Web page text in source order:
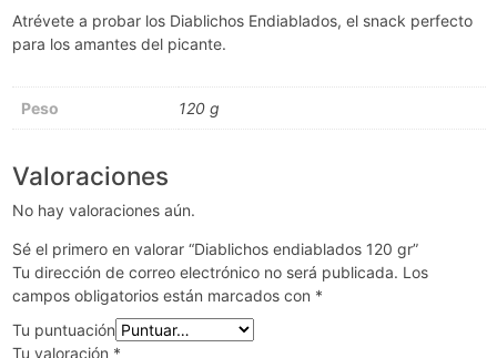
Atrévete a probar los Diablichos Endiablados, el snack perfecto
para los amantes del picante.
Peso 120 g
Valoraciones
No hay valoraciones aún.
Sé el primero en valorar “Diablichos endiablados 120 gr”
Tu dirección de correo electrónico no será publicada. Los
campos obligatorios están marcados con *
Tu puntuación
Tu valoración *